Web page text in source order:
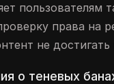
пользователям
права на
не
о теневых